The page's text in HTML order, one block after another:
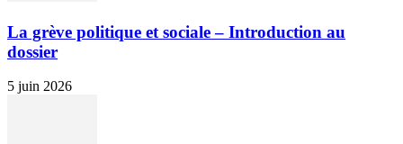
La grève politique et sociale – Introduction au
dossier
5 juin 2026